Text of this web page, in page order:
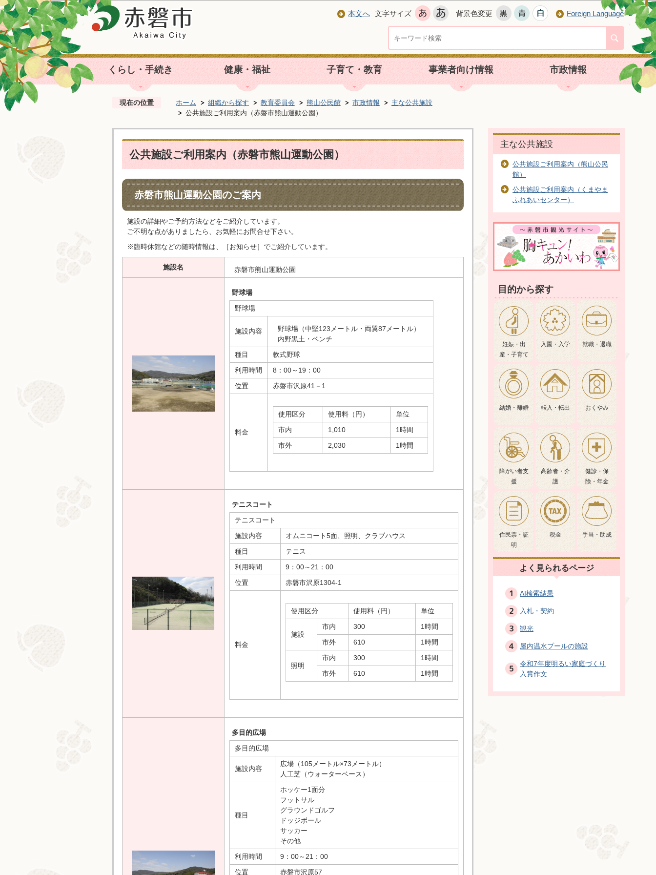
本文へ 文字サイズ 背景色変更 Foreign Language
くらし・手続き 健康・福祉 子育て・教育 事業者向け情報 市政情報
現在の位置 ホーム 組織から探す 教育委員会 熊山公民館 市政情報
主な公共施設
公共施設ご利用案内（赤磐市熊山運動公園）
公共施設ご利用案内（赤磐市熊山運動公園）
赤磐市熊山運動公園のご案内
施設の詳細やご予約方法などをご紹介しています。
ご不明な点がありましたら、お気軽にお問合せ下さい。
※臨時休館などの随時情報は、［お知らせ］でご紹介しています。
施設名 赤磐市熊山運動公園
野球場
野球場
施設内容
野球場（中堅123メートル・両翼87メートル）
内野黒土・ベンチ
種目
軟式野球
利用時間
8：00～19：00
位置
赤磐市沢原41－1
料金
使用区分 使用料（円）
単位
市内
1,010
1時間
市外
2,030 1時間
テニスコート
テニスコート
施設内容
オムニコート5面、照明、クラブハウス
種目
テニス
利用時間
9：00～21：00
位置
赤磐市沢原1304-1
料金
使用区分 使用料（円） 単位
施設
市内 300
1時間
市外
610 1時間
照明
市内 300
1時間
市外
610 1時間
多目的広場
多目的広場
施設内容
広場（105メートル×73メートル）
人工芝（ウォーターベース）
種目
ホッケー1面分
フットサル
グラウンドゴルフ
ドッジボール
サッカー
その他
利用時間
9：00～21：00
位置
赤磐市沢原57
主な公共施設
公共施設ご利用案内（熊山公民
館）
公共施設ご利用案内（くまやま
ふれあいセンター）
目的から探す
妊娠・出
産・子育て
入園・入学 就職・退職
結婚・離婚 転入・転出 おくやみ
障がい者支
援
高齢者・介
護
健診・保
険・年金
住民票・証
明
税金 手当・助成
よく見られるページ
AI検索結果
入札・契約
観光
屋内温水プールの施設
令和7年度明るい家庭づくり
入賞作文